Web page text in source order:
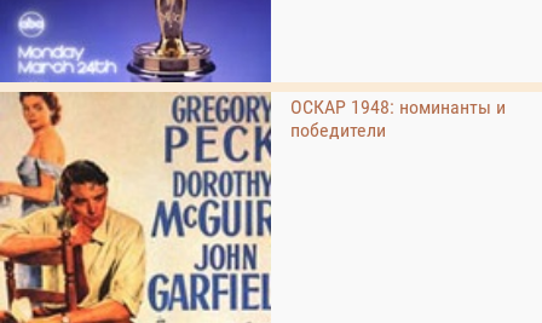
ОСКАР 1948: номинанты и
победители